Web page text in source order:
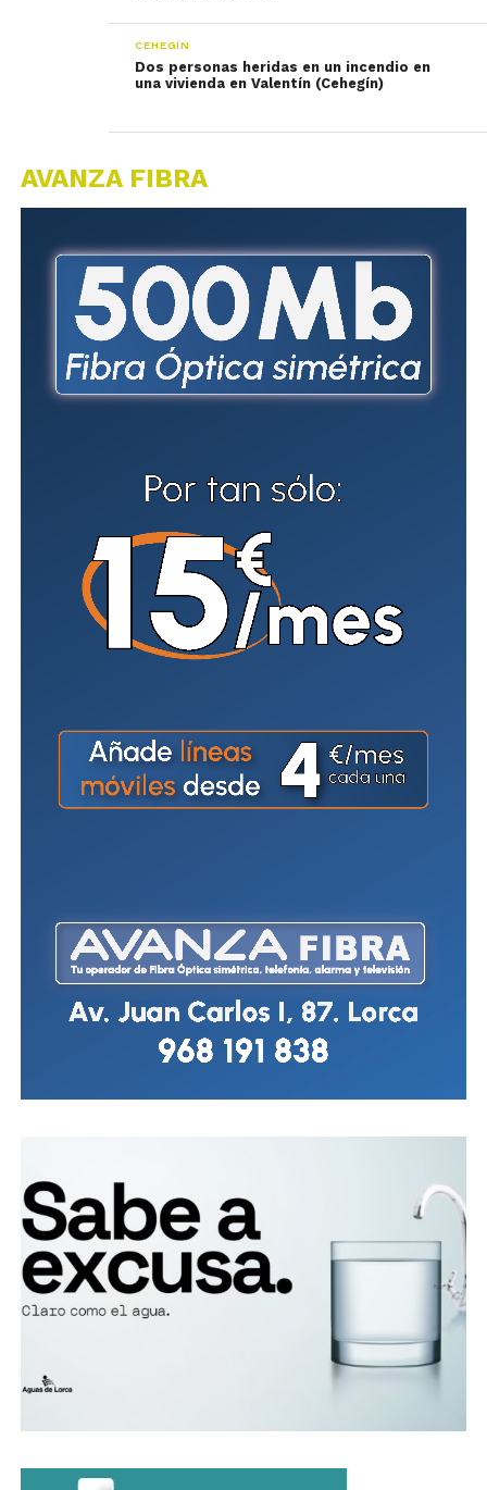
CEHEGÍN
Dos personas heridas en un incendio en
una vivienda en Valentín (Cehegín)
AVANZA FIBRA